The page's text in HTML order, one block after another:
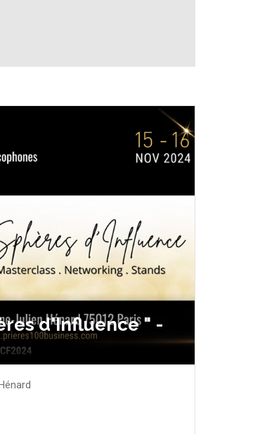
d'Influence " -